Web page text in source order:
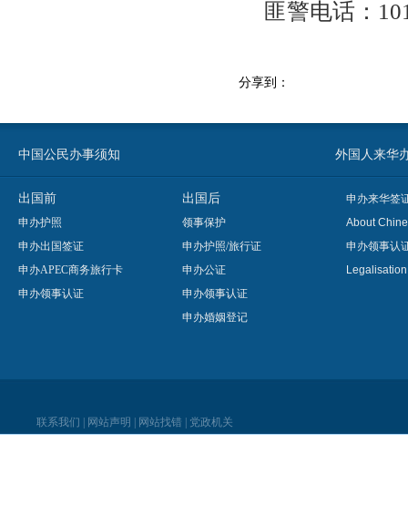
匪警电话：
分享到：
中国公民办事须知 外国人来华
出国前
申办护照
申办出国签证
申办APEC商务旅行卡
申办领事认证
出国后
领事保护
申办护照/旅行证
申办公证
申办领事认证
申办婚姻登记
申办来华签
About
申办领事认
联系我们 网站声明 网站找错 党政机关